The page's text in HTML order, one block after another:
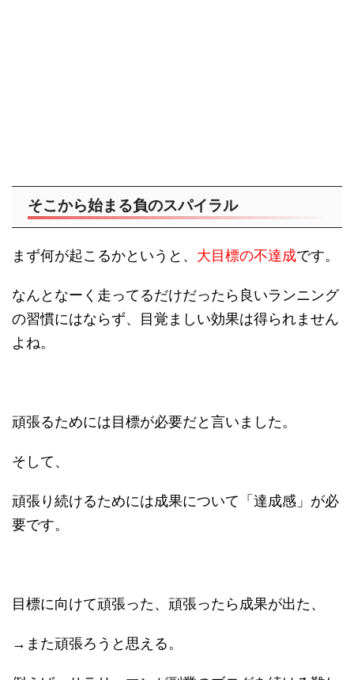
そこから始まる負のスパイラル
まず何が起こるかというと、 大目標の不達成です。
なんとなーく走ってるだけだったら良いランニング
の習慣にはならず、目覚ましい効果は得られません
よね。
頑張るためには目標が必要だと言いました。
そして、
頑張り続けるためには成果について「達成感」が必
要です。
目標に向けて頑張った、頑張ったら成果が出た、
→また頑張ろうと思える。